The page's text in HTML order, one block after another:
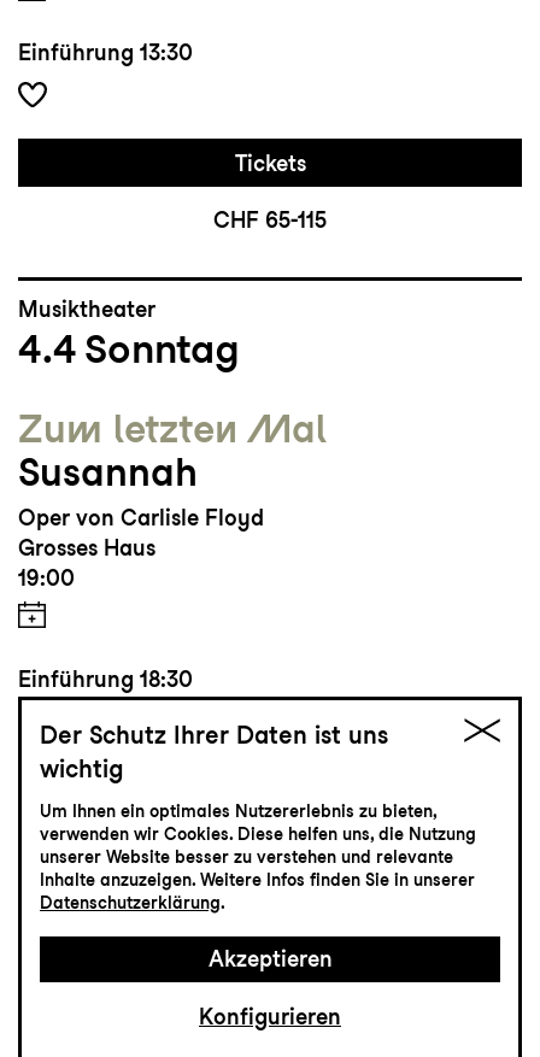
Einführung 13:30
Tickets
CHF 65-115
Musiktheater
4.4 Sonntag
Zum letzten Mal
Susannah
Oper von Carlisle Floyd
Grosses Haus
19:00
Einführung 18:30
CHF 65-115
Musiktheater
24.4Samstag
Der Schutz Ihrer Daten ist uns
wichtig
Um Ihnen ein optimales Nutzererlebnis zu bieten,
verwenden wir Cookies. Diese helfen uns, die Nutzung
unserer Website besser zu verstehen und relevante
Inhalte anzuzeigen. Weitere Infos finden Sie in unserer
Datenschutzerklärung.
Akzeptieren
Konfigurieren